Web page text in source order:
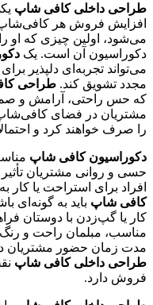
طراحی داخلی کافی شاپ
افزایش فروش هر
می‌شود، اولین چیزی که او
دکوراسیون آن است. یک
می‌تواند تجربه‌ای دلپذیر
مجدد تشویق کند. طراحی
که حس راحتی، آرامش و
مشتریان در فضای
را صرف خواهند کرد و
دکوراسیون کافی شاپ
حسی و روانی مشتریان تأثیر
افراد برای استراحت یا
کافی شاپ باید به گونه‌ای
کار یا گپ‌زدن با دوستان
مناسب، مبلمان راحت و
مدت زمان حضور مشتریان
طراحی داخلی کافی شاپ
فروش دارد.